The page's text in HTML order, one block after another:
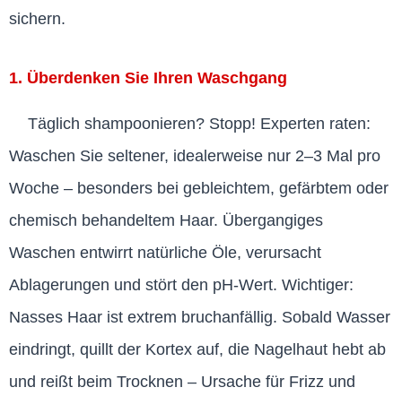
sichern.
1. Überdenken Sie Ihren Waschgang
Täglich shampoonieren? Stopp! Experten raten:
Waschen Sie seltener, idealerweise nur 2–3 Mal pro
Woche – besonders bei gebleichtem, gefärbtem oder
chemisch behandeltem Haar. Übergangiges
Waschen entwirrt natürliche Öle, verursacht
Ablagerungen und stört den pH-Wert. Wichtiger:
Nasses Haar ist extrem bruchanfällig. Sobald Wasser
eindringt, quillt der Kortex auf, die Nagelhaut hebt ab
und reißt beim Trocknen – Ursache für Frizz und